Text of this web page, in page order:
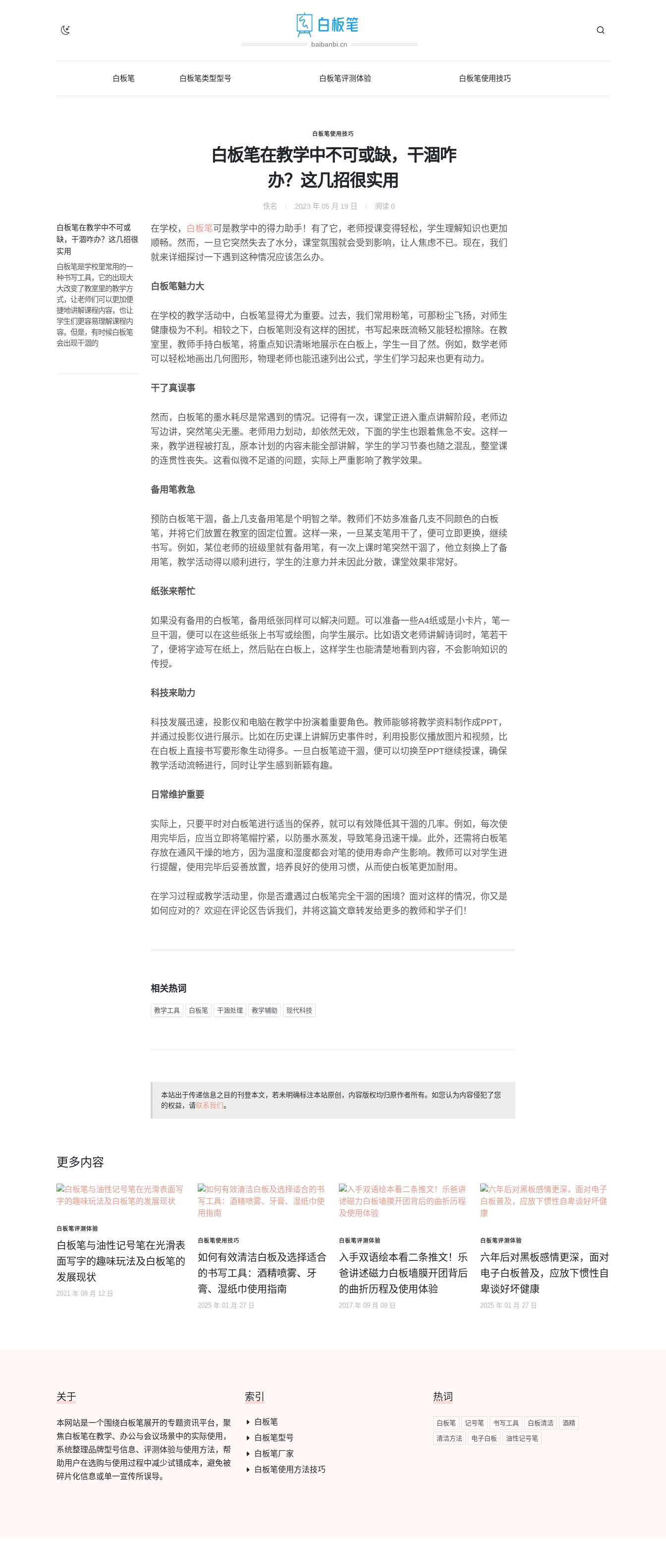
baibanbi.cn
白板笔 白板笔类型型号 白板笔评测体验 白板笔使用技巧
白板笔使用技巧
白板笔在教学中不可或缺，干涸咋
办？这几招很实用
佚名 2023 年 05 月 19 日 阅读 0
白板笔在教学中不可或
缺，干涸咋办？这几招很
实用
白板笔是学校里常用的一
种书写工具，它的出现大
大改变了教室里的教学方
式，让老师们可以更加便
捷地讲解课程内容，也让
学生们更容易理解课程内
容。但是，有时候白板笔
会出现干涸的
在学校， 白板笔可是教学中的得力助手！有了它，老师授课变得轻松，学生理解知识也更加
顺畅。然而，一旦它突然失去了水分，课堂氛围就会受到影响，让人焦虑不已。现在，我们
就来详细探讨一下遇到这种情况应该怎么办。
白板笔魅力大
在学校的教学活动中，白板笔显得尤为重要。过去，我们常用粉笔，可那粉尘飞扬，对师生
健康极为不利。相较之下，白板笔则没有这样的困扰，书写起来既流畅又能轻松擦除。在教
室里，教师手持白板笔，将重点知识清晰地展示在白板上，学生一目了然。例如，数学老师
可以轻松地画出几何图形，物理老师也能迅速列出公式，学生们学习起来也更有动力。
干了真误事
然而，白板笔的墨水耗尽是常遇到的情况。记得有一次，课堂正进入重点讲解阶段，老师边
写边讲，突然笔尖无墨。老师用力划动，却依然无效，下面的学生也跟着焦急不安。这样一
来，教学进程被打乱，原本计划的内容未能全部讲解，学生的学习节奏也随之混乱，整堂课
的连贯性丧失。这看似微不足道的问题，实际上严重影响了教学效果。
备用笔救急
预防白板笔干涸，备上几支备用笔是个明智之举。教师们不妨多准备几支不同颜色的白板
笔，并将它们放置在教室的固定位置。这样一来，一旦某支笔用干了，便可立即更换，继续
书写。例如，某位老师的班级里就有备用笔，有一次上课时笔突然干涸了，他立刻换上了备
用笔，教学活动得以顺利进行，学生的注意力并未因此分散，课堂效果非常好。
纸张来帮忙
如果没有备用的白板笔，备用纸张同样可以解决问题。可以准备一些A4纸或是小卡片，笔一
旦干涸，便可以在这些纸张上书写或绘图，向学生展示。比如语文老师讲解诗词时，笔若干
了，便将字迹写在纸上，然后贴在白板上，这样学生也能清楚地看到内容，不会影响知识的
传授。
科技来助力
科技发展迅速，投影仪和电脑在教学中扮演着重要角色。教师能够将教学资料制作成PPT，
并通过投影仪进行展示。比如在历史课上讲解历史事件时，利用投影仪播放图片和视频，比
在白板上直接书写要形象生动得多。一旦白板笔迹干涸，便可以切换至PPT继续授课，确保
教学活动流畅进行，同时让学生感到新颖有趣。
日常维护重要
实际上，只要平时对白板笔进行适当的保养，就可以有效降低其干涸的几率。例如，每次使
用完毕后，应当立即将笔帽拧紧，以防墨水蒸发，导致笔身迅速干燥。此外，还需将白板笔
存放在通风干燥的地方，因为温度和湿度都会对笔的使用寿命产生影响。教师可以对学生进
行提醒，使用完毕后妥善放置，培养良好的使用习惯，从而使白板笔更加耐用。
在学习过程或教学活动里，你是否遭遇过白板笔完全干涸的困境？面对这样的情况，你又是
如何应对的？欢迎在评论区告诉我们，并将这篇文章转发给更多的教师和学子们！
相关热词
教学工具 白板笔 干涸处理 教学辅助 现代科技
本站出于传递信息之目的刊登本文，若未明确标注本站原创，内容版权均归原作者所有。如您认为内容侵犯了您
的权益，请联系我们。
更多内容
白板笔评测体验
白板笔与油性记号笔在光滑表
面写字的趣味玩法及白板笔的
发展现状
2021 年 08 月 12 日
白板笔使用技巧
如何有效清洁白板及选择适合
的书写工具：酒精喷雾、牙
膏、湿纸巾使用指南
2025 年 01 月 27 日
白板笔评测体验
入手双语绘本看二条推文！乐
爸讲述磁力白板墙膜开团背后
的曲折历程及使用体验
2017 年 09 月 09 日
白板笔评测体验
六年后对黑板感情更深，面对
电子白板普及，应放下惯性自
卑谈好坏健康
2025 年 01 月 27 日
关于
本网站是一个围绕白板笔展开的专题资讯平台，聚
焦白板笔在教学、办公与会议场景中的实际使用，
系统整理品牌型号信息、评测体验与使用方法，帮
助用户在选购与使用过程中减少试错成本，避免被
碎片化信息或单一宣传所误导。
索引
白板笔
白板笔型号
白板笔厂家
白板笔使用方法技巧
热词
白板笔 记号笔 书写工具 白板清洁 酒精
清洁方法 电子白板 油性记号笔